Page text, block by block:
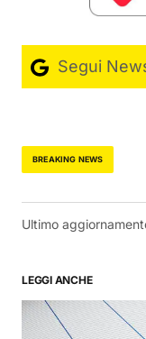
Segui
BREAKING NEWS
Ultimo
LEGGI ANCHE